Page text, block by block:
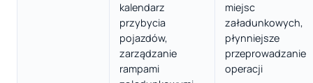
kalendarz
przybycia
pojazdów,
zarządzanie
rampami
miejsc
załadunkowych,
płynniejsze
przeprowadzanie
operacji